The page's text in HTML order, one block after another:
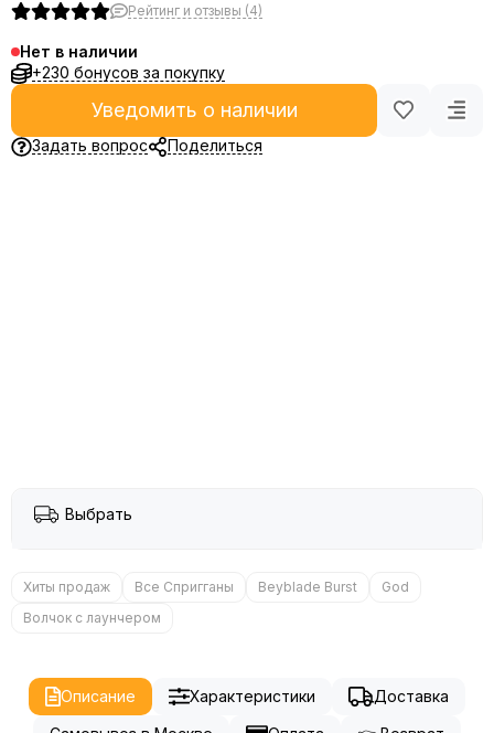
Рейтинг и отзывы (4)
Нет в наличии
+230 бонусов за покупку
Уведомить о наличии
Задать вопрос Поделиться
Выбрать
Хиты продаж Все Спригганы Beyblade Burst
God
Волчок с лаунчером
Описание Характеристики
Доставка